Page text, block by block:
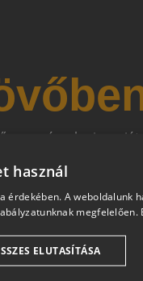
egymással szinergiát
egymásra épülő
használ
érdekében. A weboldalunk
megfelelően.
ELUTASÍTÁSA